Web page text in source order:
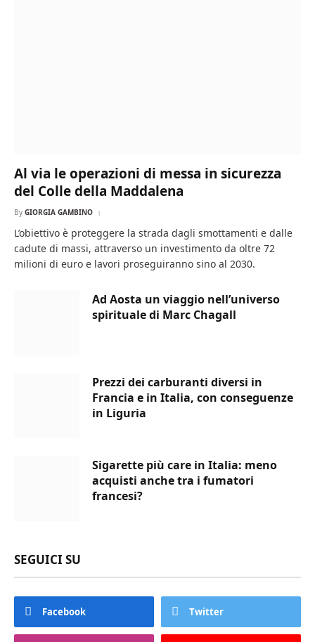
Al via le operazioni di messa in sicurezza
del Colle della Maddalena
By GIORGIA GAMBINO
L’obiettivo è proteggere la strada dagli smottamenti e dalle
cadute di massi, attraverso un investimento da oltre 72
milioni di euro e lavori proseguiranno sino al 2030.
Ad Aosta un viaggio nell’universo
spirituale di Marc Chagall
Prezzi dei carburanti diversi in
Francia e in Italia, con conseguenze
in Liguria
Sigarette più care in Italia: meno
acquisti anche tra i fumatori
francesi?
SEGUICI SU
Facebook Twitter